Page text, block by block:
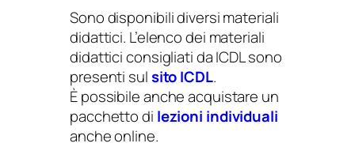
Sono disponibili diversi materiali
didattici. L’elenco dei materiali
didattici consigliati da ICDL sono
presenti sulsito ICDL.
È possibile anche acquistare un
pacchetto di lezioni individuali
anche online.